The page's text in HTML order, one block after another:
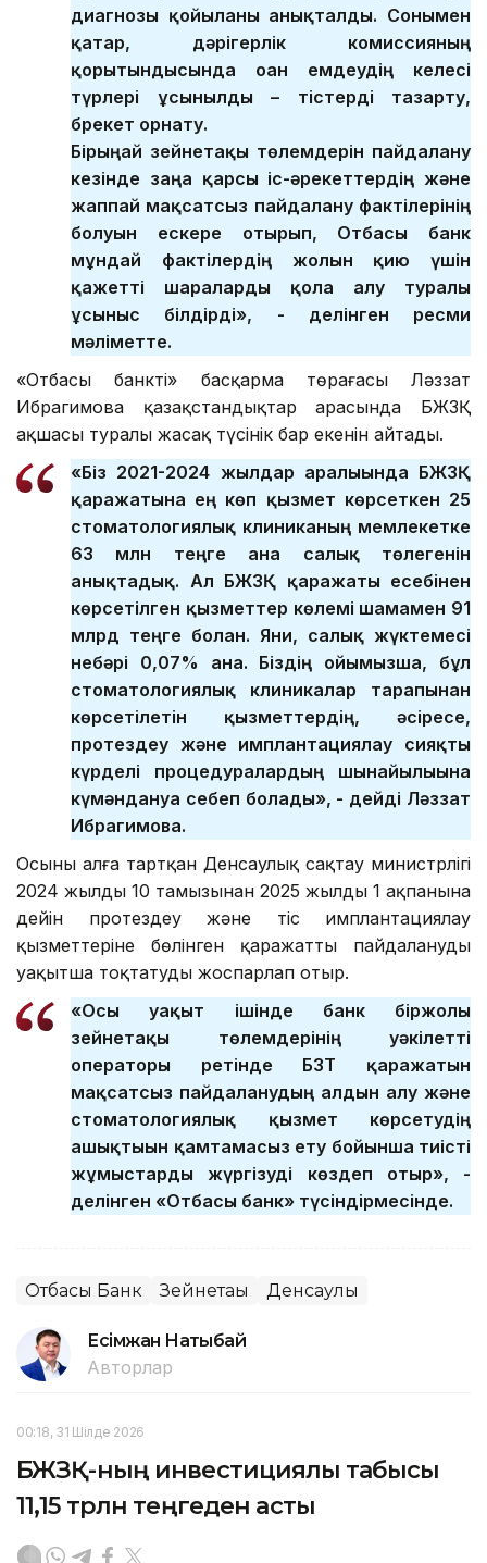
диагнозы қойылғаны анықталды. Сонымен
қатар, дәрігерлік комиссияның
қорытындысында оған емдеудің келесі
түрлері ұсынылды – тістерді тазарту,
брекет орнату.
Бірыңғай зейнетақы төлемдерін пайдалану
кезінде заңға қарсы іс-әрекеттердің және
жаппай мақсатсыз пайдалану фактілерінің
болуын ескере отырып, Отбасы банк
мұндай фактілердің жолын қию үшін
қажетті шараларды қолға алу туралы
ұсыныс білдірді», - делінген ресми
мәліметте.
«Отбасы банктің» басқарма төрағасы Ләззат
Ибрагимова қазақстандықтар арасында БЖЗҚ
ақшасы туралы жаңсақ түсінік бар екенін айтады.
«Біз 2021-2024 жылдар аралығында БЖЗҚ
қаражатына ең көп қызмет көрсеткен 25
стоматологиялық клиниканың мемлекетке
63 млн теңге ғана салық төлегенін
анықтадық. Ал БЖЗҚ қаражаты есебінен
көрсетілген қызметтер көлемі шамамен 91
млрд теңге болған. Яғни, салық жүктемесі
небәрі 0,07% ғана. Біздің ойымызша, бұл
стоматологиялық клиникалар тарапынан
көрсетілетін қызметтердің, әсіресе,
протездеу және имплантациялау сияқты
күрделі процедуралардың шынайылығына
күмәндануға себеп болады», - дейді Ләззат
Ибрагимова.
Осыны алға тартқан Денсаулық сақтау министрлігі
2024 жылдың 10 тамызынан 2025 жылдың 1 ақпанына
дейін протездеу және тіс имплантациялау
қызметтеріне бөлінген қаражатты пайдалануды
уақытша тоқтатуды жоспарлап отыр.
«Осы уақыт ішінде банк біржолғы
зейнетақы төлемдерінің уәкілетті
операторы ретінде БЗТ қаражатын
мақсатсыз пайдаланудың алдын алу және
стоматологиялық қызмет көрсетудің
ашықтығын қамтамасыз ету бойынша тиісті
жұмыстарды жүргізуді көздеп отыр», -
делінген «Отбасы банк» түсіндірмесінде.
Отбасы Банк Зейнетақы Денсаулық
Есімжан Нақтыбай
Авторлар
00:18, 31 Шілде 2026
БЖЗҚ-ның инвестициялық табысы
11,15 трлн теңгеден асты